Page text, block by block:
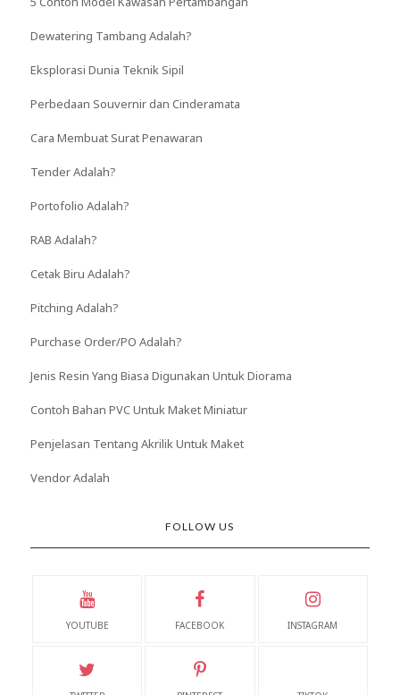
Dewatering Tambang Adalah?
Eksplorasi Dunia Teknik Sipil
Perbedaan Souvernir dan Cinderamata
Cara Membuat Surat Penawaran
Tender Adalah?
Portofolio Adalah?
RAB Adalah?
Cetak Biru Adalah?
Pitching Adalah?
Purchase Order/PO Adalah?
Jenis Resin Yang Biasa Digunakan Untuk Diorama
Contoh Bahan PVC Untuk Maket Miniatur
Penjelasan Tentang Akrilik Untuk Maket
Vendor Adalah
FOLLOW US
YOUTUBE FACEBOOK INSTAGRAM